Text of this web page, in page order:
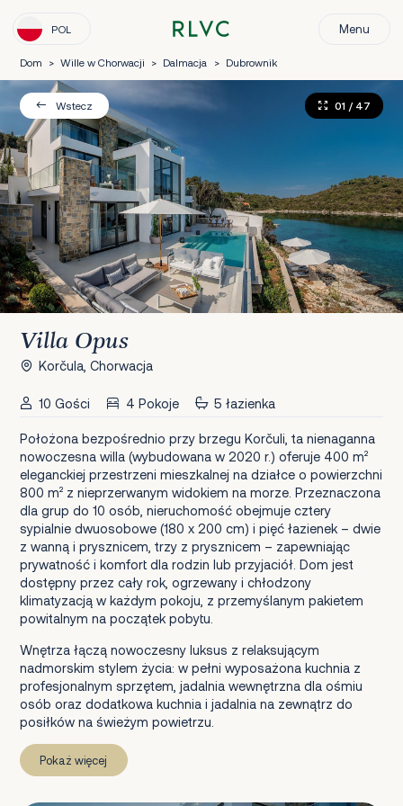
POL Menu
Dom > Wille w Chorwacji > Dalmacja > Dubrownik
Wstecz 01 / 47
Villa Opus
Korčula, Chorwacja
10 Gości 4 Pokoje 5 łazienka
Położona bezpośrednio przy brzegu Korčuli, ta nienaganna
nowoczesna willa (wybudowana w 2020 r.) oferuje 400 m²
eleganckiej przestrzeni mieszkalnej na działce o powierzchni
800 m² z nieprzerwanym widokiem na morze. Przeznaczona
dla grup do 10 osób, nieruchomość obejmuje cztery
sypialnie dwuosobowe (180 x 200 cm) i pięć łazienek – dwie
z wanną i prysznicem, trzy z prysznicem – zapewniając
prywatność i komfort dla rodzin lub przyjaciół. Dom jest
dostępny przez cały rok, ogrzewany i chłodzony
klimatyzacją w każdym pokoju, z przemyślanym pakietem
powitalnym na początek pobytu.
Wnętrza łączą nowoczesny luksus z relaksującym
nadmorskim stylem życia: w pełni wyposażona kuchnia z
profesjonalnym sprzętem, jadalnia wewnętrzna dla ośmiu
osób oraz dodatkowa kuchnia i jadalnia na zewnątrz do
posiłków na świeżym powietrzu.
Pokaż więcej